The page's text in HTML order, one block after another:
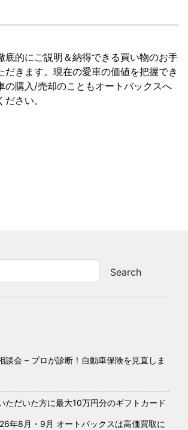
底的にご説明＆納得できる買い物のお手
だきます。現在の愛車の価値を把握でき
の購入/売却のこともオートバックスへ
さい。
談会 – プロが診断！自動車保険を見直しま
ただいた方に最大10万円分のギフトカード
年8月・9月 オートバックスは高価買取に